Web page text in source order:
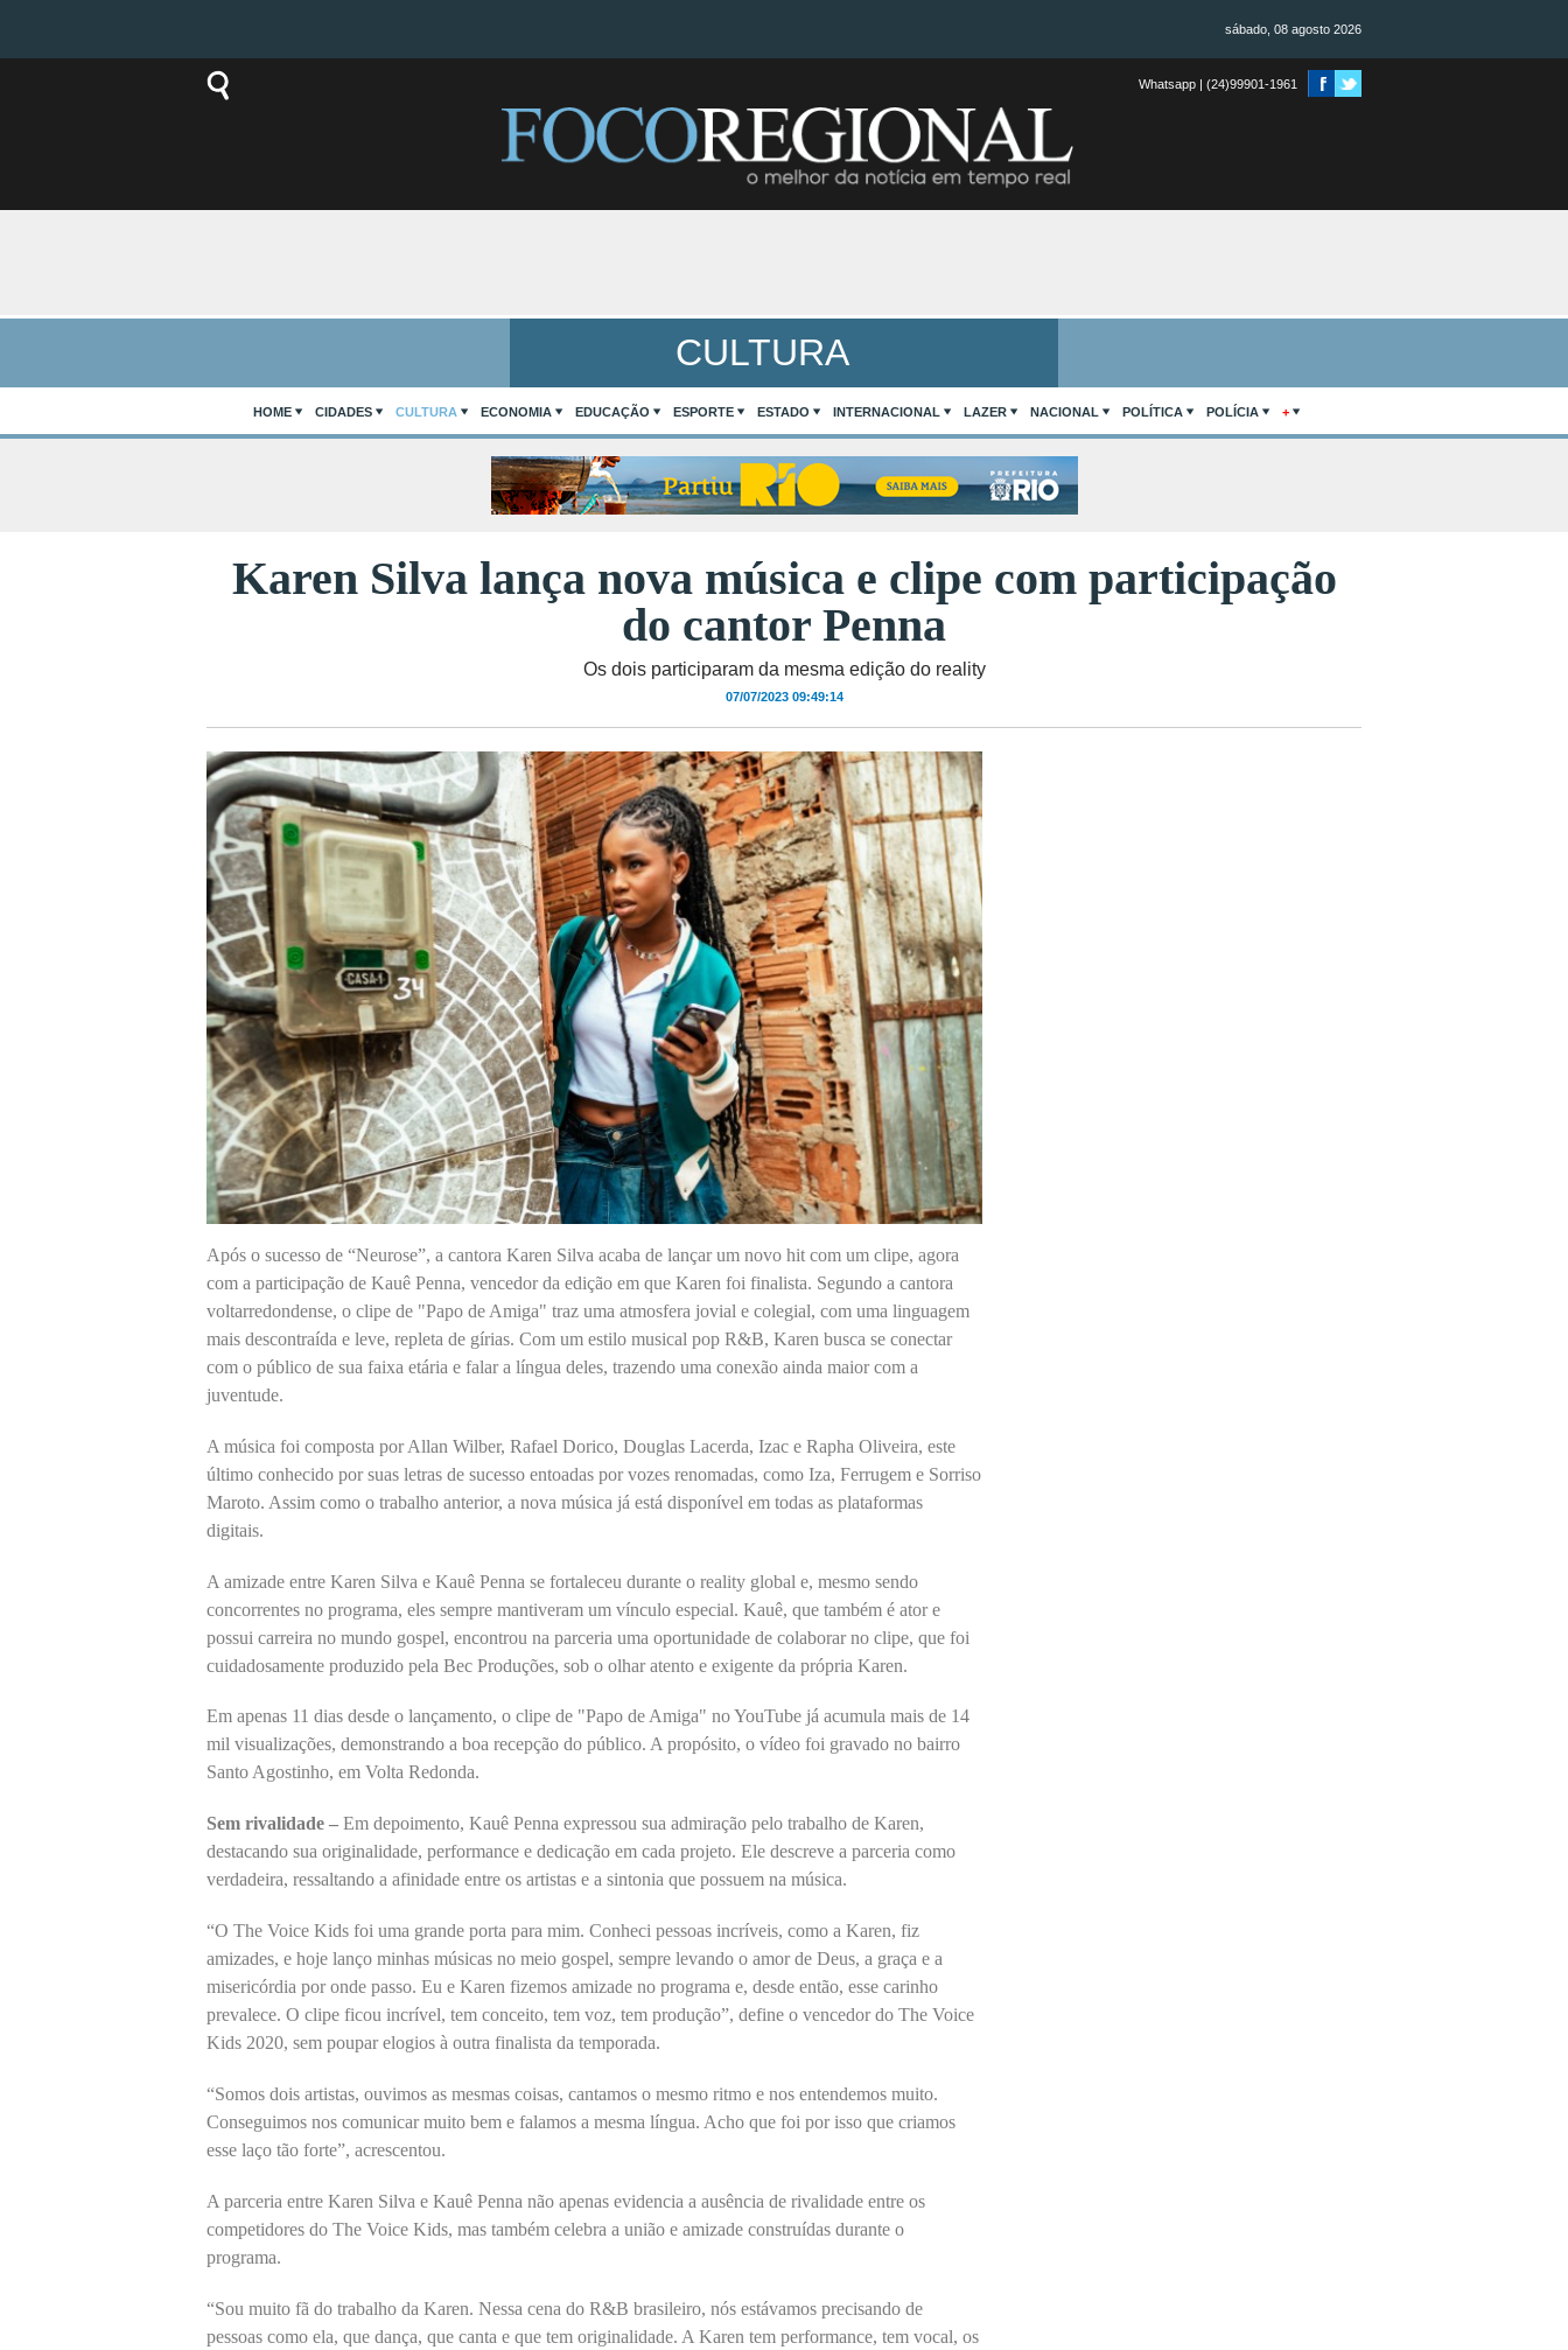
sábado, 08 agosto 2026
Whatsapp | (24)99901-1961
CULTURA
HOME CIDADES CULTURA ECONOMIA EDUCAÇÃO ESPORTE ESTADO INTERNACIONAL LAZER NACIONAL POLÍTICA POLÍCIA +
Karen Silva lança nova música e clipe com participação
do cantor Penna
Os dois participaram da mesma edição do reality
07/07/2023 09:49:14
Após o sucesso de “Neurose”, a cantora Karen Silva acaba de lançar um novo hit com um clipe, agora
com a participação de Kauê Penna, vencedor da edição em que Karen foi finalista. Segundo a cantora
voltarredondense, o clipe de "Papo de Amiga" traz uma atmosfera jovial e colegial, com uma linguagem
mais descontraída e leve, repleta de gírias. Com um estilo musical pop R&B, Karen busca se conectar
com o público de sua faixa etária e falar a língua deles, trazendo uma conexão ainda maior com a
juventude.
A música foi composta por Allan Wilber, Rafael Dorico, Douglas Lacerda, Izac e Rapha Oliveira, este
último conhecido por suas letras de sucesso entoadas por vozes renomadas, como Iza, Ferrugem e Sorriso
Maroto. Assim como o trabalho anterior, a nova música já está disponível em todas as plataformas
digitais.
A amizade entre Karen Silva e Kauê Penna se fortaleceu durante o reality global e, mesmo sendo
concorrentes no programa, eles sempre mantiveram um vínculo especial. Kauê, que também é ator e
possui carreira no mundo gospel, encontrou na parceria uma oportunidade de colaborar no clipe, que foi
cuidadosamente produzido pela Bec Produções, sob o olhar atento e exigente da própria Karen.
Em apenas 11 dias desde o lançamento, o clipe de "Papo de Amiga" no YouTube já acumula mais de 14
mil visualizações, demonstrando a boa recepção do público. A propósito, o vídeo foi gravado no bairro
Santo Agostinho, em Volta Redonda.
Sem rivalidade – Em depoimento, Kauê Penna expressou sua admiração pelo trabalho de Karen,
destacando sua originalidade, performance e dedicação em cada projeto. Ele descreve a parceria como
verdadeira, ressaltando a afinidade entre os artistas e a sintonia que possuem na música.
“O The Voice Kids foi uma grande porta para mim. Conheci pessoas incríveis, como a Karen, fiz
amizades, e hoje lanço minhas músicas no meio gospel, sempre levando o amor de Deus, a graça e a
misericórdia por onde passo. Eu e Karen fizemos amizade no programa e, desde então, esse carinho
prevalece. O clipe ficou incrível, tem conceito, tem voz, tem produção”, define o vencedor do The Voice
Kids 2020, sem poupar elogios à outra finalista da temporada.
“Somos dois artistas, ouvimos as mesmas coisas, cantamos o mesmo ritmo e nos entendemos muito.
Conseguimos nos comunicar muito bem e falamos a mesma língua. Acho que foi por isso que criamos
esse laço tão forte”, acrescentou.
A parceria entre Karen Silva e Kauê Penna não apenas evidencia a ausência de rivalidade entre os
competidores do The Voice Kids, mas também celebra a união e amizade construídas durante o
programa.
“Sou muito fã do trabalho da Karen. Nessa cena do R&B brasileiro, nós estávamos precisando de
pessoas como ela, que dança, que canta e que tem originalidade. A Karen tem performance, tem vocal, os